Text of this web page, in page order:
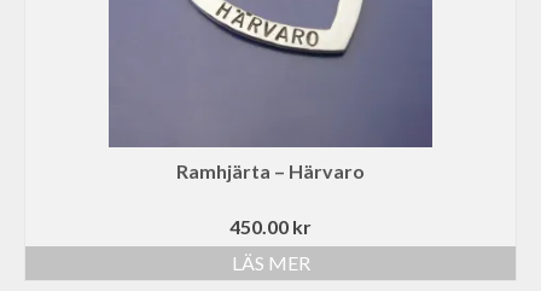
Ramhjärta – Härvaro
450.00 kr
LÄS MER